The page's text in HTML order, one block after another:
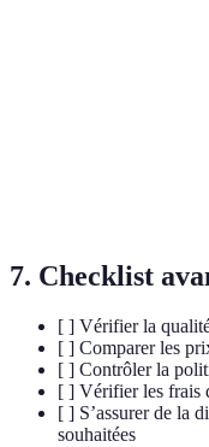
7. Checklist
[ ] Vérifier la
[ ] Comparer les
[ ] Contrôler la
[ ] Vérifier les frais
[ ] S’assurer de la
souhaitées